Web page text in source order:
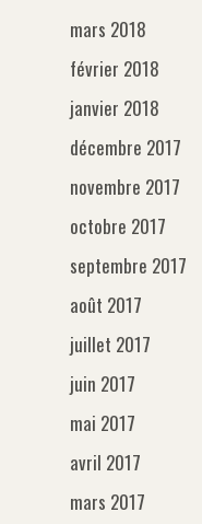
mars 2018
février 2018
janvier 2018
décembre 2017
novembre 2017
octobre 2017
septembre 2017
août 2017
juillet 2017
juin 2017
mai 2017
avril 2017
mars 2017